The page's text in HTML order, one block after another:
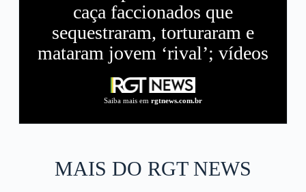
caça faccionados que
sequestraram, torturaram e
mataram jovem ‘rival’; vídeos
Saiba mais em rgtnews.com.br
MAIS DO RGT NEWS